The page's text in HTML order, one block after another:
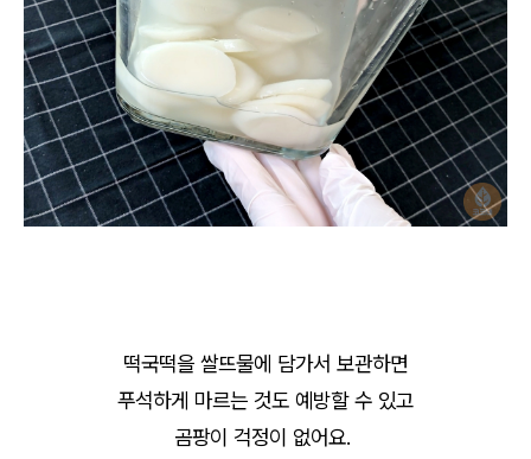
떡국떡을 쌀뜨물에 담가서 보관하면
푸석하게 마르는 것도 예방할 수 있고
곰팡이 걱정이 없어요.